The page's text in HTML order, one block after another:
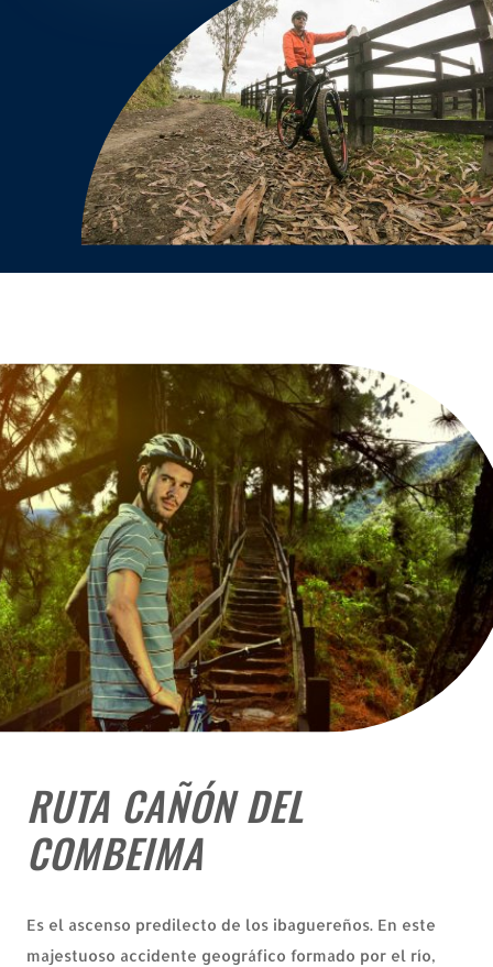
RUTA CAÑÓN DEL
COMBEIMA
Es el ascenso predilecto de los ibaguereños. En este
majestuoso accidente geográfico formado por el río,